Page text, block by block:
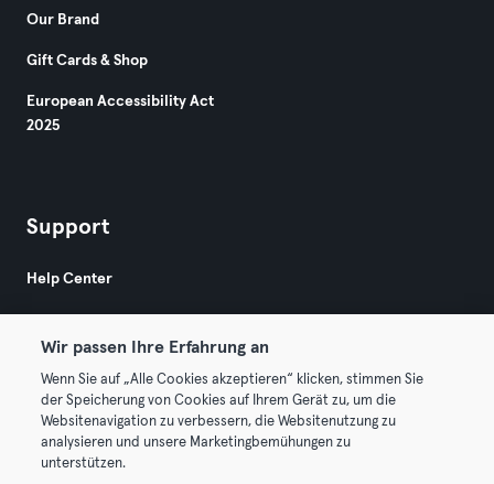
Our Brand
Gift Cards & Shop
European Accessibility Act
2025
Support
Help Center
© 2026 Urban Sports Group GmbH. All rights reserved.
Terms & Conditions
Wir passen Ihre Erfahrung an
Wenn Sie auf „Alle Cookies akzeptieren“ klicken, stimmen Sie
der Speicherung von Cookies auf Ihrem Gerät zu, um die
Websitenavigation zu verbessern, die Websitenutzung zu
analysieren und unsere Marketingbemühungen zu
unterstützen.